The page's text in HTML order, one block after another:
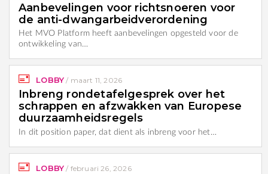
Aanbevelingen voor richtsnoeren voor
de anti-dwangarbeidverordening
Het MVO Platform heeft aanbevelingen opgesteld voor de
ontwikkeling van…
LOBBY / maart 11, 2026
Inbreng rondetafelgesprek over het
schrappen en afzwakken van Europese
duurzaamheidsregels
In dit position paper, dat dient als inbreng voor het…
LOBBY / februari 26, 2026